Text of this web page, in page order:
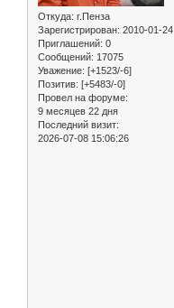
Откуда: г.Пенза
Зарегистрирован: 2010-01-24
Приглашений: 0
Сообщений: 17075
Уважение: [+1523/-6]
Позитив: [+5483/-0]
Провел на форуме:
9 месяцев 22 дня
Последний визит:
2026-07-08 15:06:26